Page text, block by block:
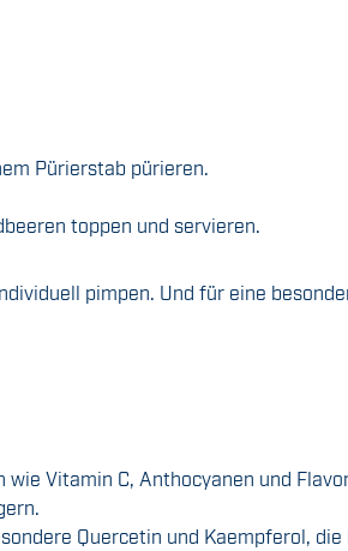
Pürierstab pürieren.
toppen und servieren.
pimpen. Und für eine
Vitamin C, Anthocyanen und
Quercetin und Kaempferol,